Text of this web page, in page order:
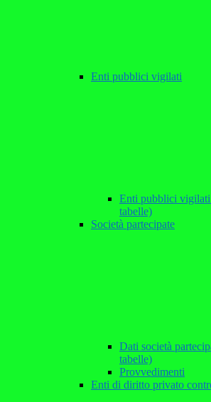
Enti pubblici vigilati
Enti pubblici
tabelle)
Società partecipate
Dati società
tabelle)
Provvedimenti
Enti di diritto privato